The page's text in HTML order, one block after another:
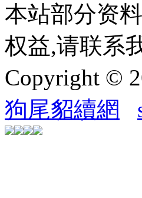
本站部分资
权益,请联系
Copyright ©
狗尾貂續網